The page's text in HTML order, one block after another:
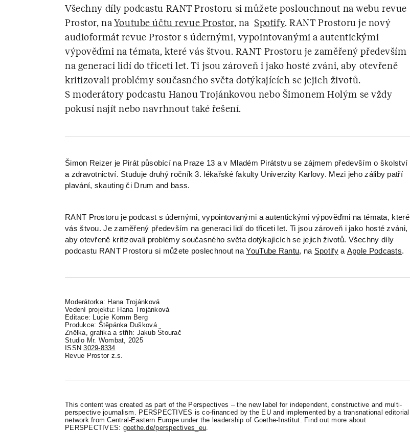
Všechny díly podcastu RANT Prostoru si můžete poslouchnout na webu revue
Prostor, na Youtube účtu revue Prostor, naSpotify. RANT Prostoru je nový
audioformát revue Prostor s údernými, vypointovanými a autentickými
výpověďmi na témata, které vás štvou. RANT Prostoru je zaměřený především
na generaci lidí do třiceti let. Ti jsou zároveň i jako hosté zváni, aby otevřeně
kritizovali problémy současného světa dotýkajících se jejich životů.
S moderátory podcastu Hanou Trojánkovou nebo Šimonem Holým se vždy
pokusí najít nebo navrhnout také řešení.
Šimon Reizer je Pirát působící na Praze 13 a v Mladém Pirátstvu se zájmem především o školství
a zdravotnictví. Studuje druhý ročník 3. lékařské fakulty Univerzity Karlovy. Mezi jeho záliby patří
plavání, skauting či Drum and bass.
RANT Prostoru je podcast s údernými, vypointovanými a autentickými výpověďmi na témata, které
vás štvou. Je zaměřený především na generaci lidí do třiceti let. Ti jsou zároveň i jako hosté zváni,
aby otevřeně kritizovali problémy současného světa dotýkajících se jejich životů. Všechny díly
podcastu RANT Prostoru si můžete poslechnout naYouTube Rantu, na Spotifya Apple Podcasts.
Moderátorka: Hana Trojánková
Vedení projektu: Hana Trojánková
Editace: Lucie Komm Berg
Produkce: Štěpánka Dušková
Znělka, grafika a střih: Jakub Štourač
Studio Mr. Wombat, 2025
ISSN3029-8334
Revue Prostor z.s.
This content was created as part of the Perspectives – the new label for independent, constructive and multi-
perspective journalism. PERSPECTIVES is co-financed by the EU and implemented by a transnational editorial
network from Central-Eastern Europe under the leadership of Goethe-Institut. Find out more about
PERSPECTIVES: goethe.de/perspectives_eu